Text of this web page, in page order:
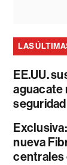
LAS
EE.UU.
aguacate
nueva